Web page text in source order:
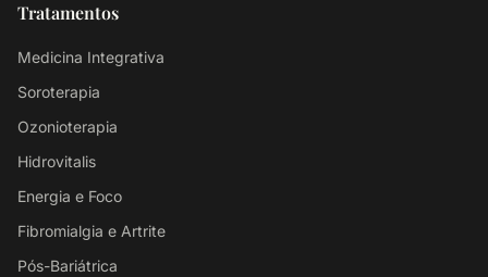
Tratamentos
Medicina Integrativa
Soroterapia
Ozonioterapia
Hidrovitalis
Energia e Foco
Fibromialgia e Artrite
Pós-Bariátrica